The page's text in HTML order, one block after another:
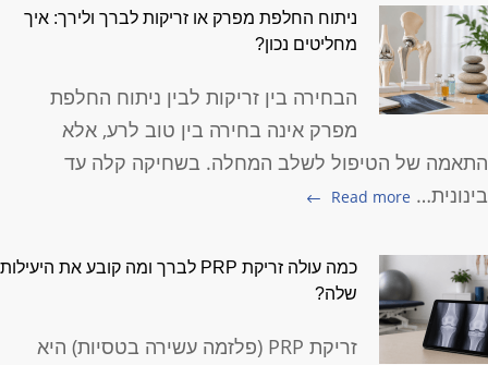
ניתוח החלפת מפרק או זריקות לברך ולירך: איך
מחליטים נכון?
הבחירה בין זריקות לבין ניתוח החלפת
מפרק אינה בחירה בין טוב לרע, אלא
התאמה של הטיפול לשלב המחלה. בשחיקה קלה עד
בינונית… Read more
כמה עולה זריקת PRP לברך ומה קובע את היעילות
שלה?
זריקת PRP (פלזמה עשירה בטסיות) היא